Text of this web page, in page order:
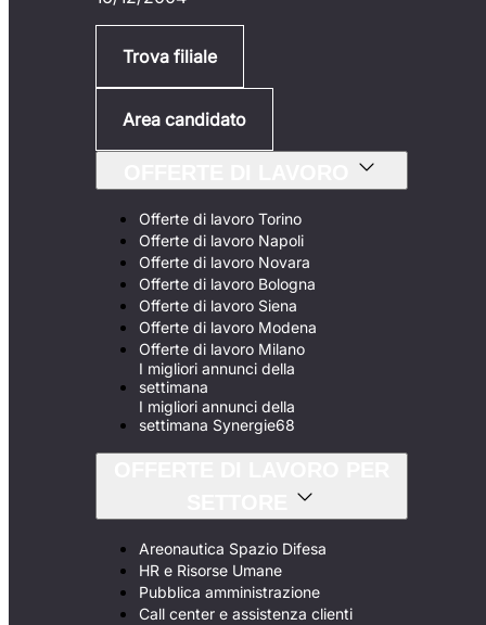
Trova filiale
Area candidato
Offerte di lavoro Torino
Offerte di lavoro Napoli
Offerte di lavoro Novara
Offerte di lavoro Bologna
Offerte di lavoro Siena
Offerte di lavoro Modena
Offerte di lavoro Milano
I migliori annunci della
settimana
I migliori annunci della
settimana Synergie68
Areonautica Spazio Difesa
HR e Risorse Umane
Pubblica amministrazione
Call center e assistenza clienti